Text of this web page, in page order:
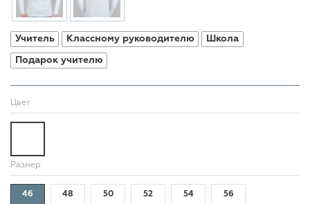
Учитель Классному руководителю Школа
Подарок учителю
Цвет
Размер
46 48 50 52 54 56